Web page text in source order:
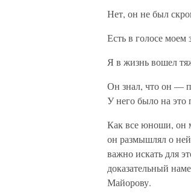
Нет, он не был
Есть в голосе моем
Я в жизнь вошел
Он знал, что он —
У него было на это
Как все юноши, он
он размышлял о ней
важно искать для
доказательный
Майорову.